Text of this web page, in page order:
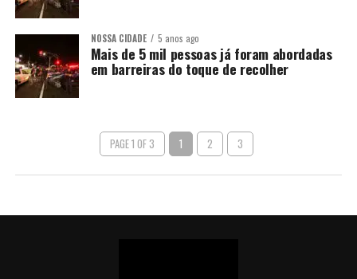
NOSSA CIDADE 5 anos ago
Mais de 5 mil pessoas já foram abordadas
em barreiras do toque de recolher
PAGE 1 OF 3 1 2 3